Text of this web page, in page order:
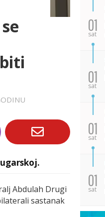
Abdulah Drugi
sastanak
01
sat
01
sat
01
sat
01
sat